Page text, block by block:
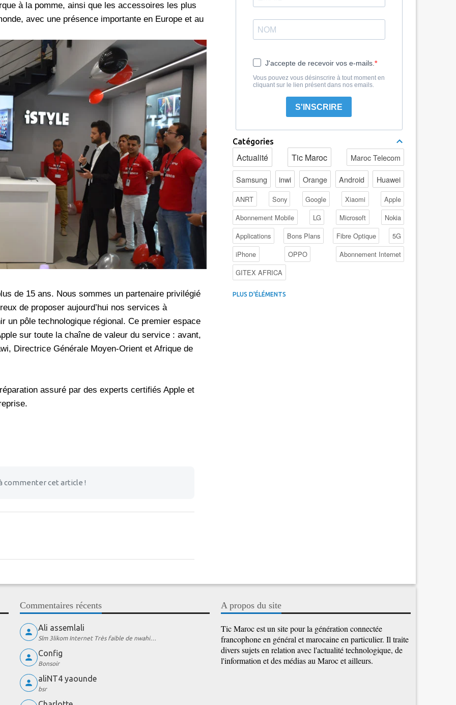
à la pomme, ainsi que les accessoires les plus
avec une présence importante en Europe et au
de 15 ans. Nous sommes un partenaire privilégié
de proposer aujourd’hui nos services à
un pôle technologique régional. Ce premier espace
sur toute la chaîne de valeur du service : avant,
Directrice Générale Moyen-Orient et Afrique de
assuré par des experts certifiés Apple et
commenter cet article !
J'accepte de recevoir vos e-mails.
Vous pouvez vous désinscrire à tout moment en
cliquant sur le lien présent dans nos emails.
S'INSCRIRE
Catégories
Actualité Tic Maroc Maroc Telecom
Samsung inwi Orange Android Huawei
ANRT Sony Google Xiaomi
Apple
Abonnement Mobile
LG Microsoft
Nokia
Applications
Bons Plans Fibre Optique
5G
iPhone
OPPO
Abonnement Internet
GITEX AFRICA
4G au Maroc
PLUS D'ÉLÉMENTS
Commentaires récents
Ali assemlali
Slm 3likom Internet Très faible de nwahi…
Config
Bonsoir
aliNT4 yaounde
bsr
A propos du site
Tic Maroc est un site pour la génération connectée
francophone en général et marocaine en particulier. Il traite
divers sujets en relation avec l'actualité technologique, de
l'information et des médias au Maroc et ailleurs.